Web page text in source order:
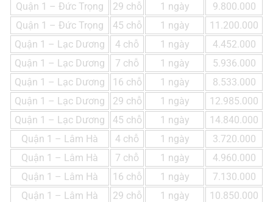
Quận 1 – Đức Trọng
29 chỗ 1 ngày
9.800.000
Quận 1 – Đức Trọng
45 chỗ 1 ngày
11.200.000
Quận 1 – Lạc Dương
4 chỗ 1 ngày
4.452.000
Quận 1 – Lạc Dương
7 chỗ 1 ngày
5.936.000
Quận 1 – Lạc Dương
16 chỗ 1 ngày
8.533.000
Quận 1 – Lạc Dương
29 chỗ 1 ngày
12.985.000
Quận 1 – Lạc Dương
45 chỗ 1 ngày
14.840.000
Quận 1 – Lâm Hà
4 chỗ 1 ngày
3.720.000
Quận 1 – Lâm Hà
7 chỗ 1 ngày
4.960.000
Quận 1 – Lâm Hà
16 chỗ 1 ngày
7.130.000
Quận 1 – Lâm Hà
29 chỗ 1 ngày
10.850.000